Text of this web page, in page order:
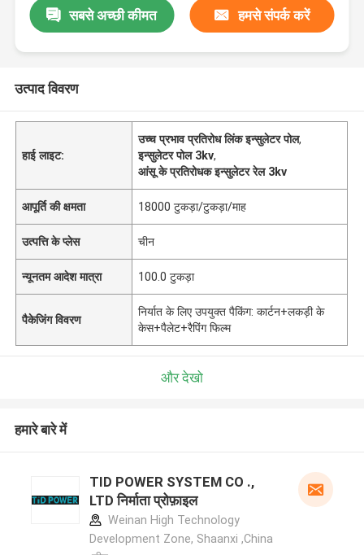
सबसे अच्छी कीमत हमसे संपर्क करें
उत्पाद विवरण
हाई लाइट:
उच्च प्रभाव प्रतिरोध लिंक इन्सुलेटर पोल,
इन्सुलेटर पोल 3kv,
आंसू के प्रतिरोधक इन्सुलेटर रेल 3kv
आपूर्ति की क्षमता 18000 टुकड़ा/टुकड़ा/माह
उत्पत्ति के प्लेस चीन
न्यूनतम आदेश मात्रा 100.0 टुकड़ा
पैकेजिंग विवरण
निर्यात के लिए उपयुक्त पैकिंग: कार्टन+लकड़ी के
केस+पैलेट+रैपिंग फिल्म
और देखो
हमारे बारे में
TID POWER SYSTEM CO .,
LTD निर्माता प्रोफ़ाइल
Weinan High Technology
Development Zone, Shaanxi ,China